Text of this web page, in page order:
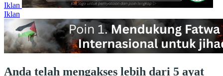
Iklan
Iklan
Anda telah mengakses lebih dari 5 ayat